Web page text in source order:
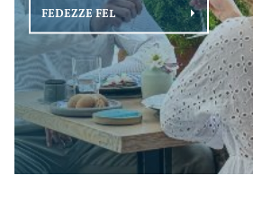
FEDEZZE FEL